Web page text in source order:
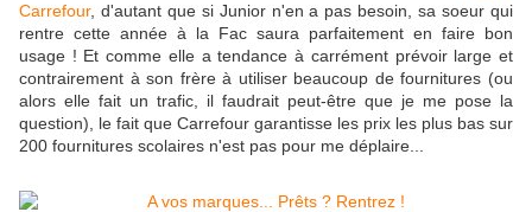
Carrefour, d'autant que si Junior n'en a pas besoin, sa soeur qui
rentre cette année à la Fac saura parfaitement en faire bon
usage ! Et comme elle a tendance à carrément prévoir large et
contrairement à son frère à utiliser beaucoup de fournitures (ou
alors elle fait un trafic, il faudrait peut-être que je me pose la
question), le fait que Carrefour garantisse les prix les plus bas sur
200 fournitures scolaires n'est pas pour me déplaire...